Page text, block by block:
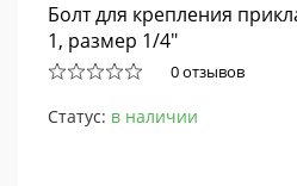
Болт для крепления
1, размер 1/4"
0 отзывов
Статус: в наличии